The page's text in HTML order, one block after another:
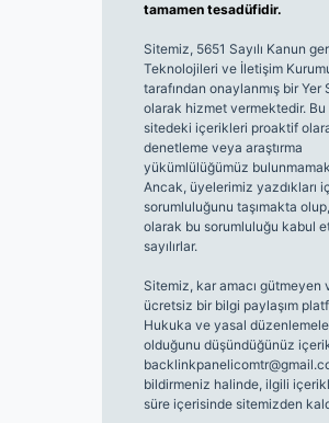
tamamen tesadüfidir.
Sitemiz, 5651 Sayılı Kanun
Teknolojileri ve İletişim
tarafından onaylanmış bir Yer
olarak hizmet vermektedir. Bu
sitedeki içerikleri proaktif
denetleme veya araştırma
yükümlülüğümüz
Ancak, üyelerimiz yazdıkları
sorumluluğunu taşımakta
olarak bu sorumluluğu kabul
sayılırlar.
Sitemiz, kar amacı gütmeyen
ücretsiz bir bilgi paylaşım
Hukuka ve yasal
olduğunu düşündüğünüz
bildirmeniz halinde, ilgili
süre içerisinde sitemizden